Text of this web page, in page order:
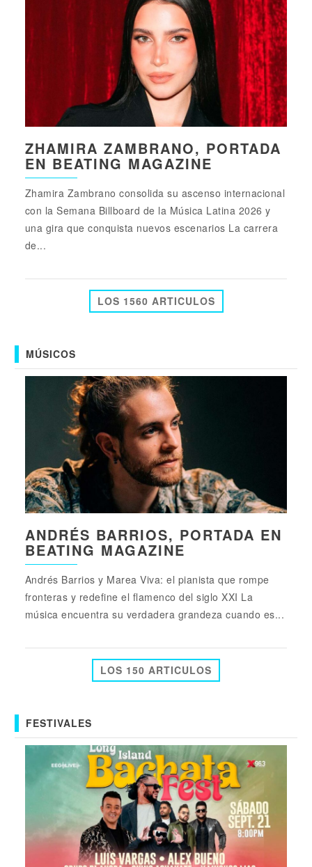
ZHAMIRA ZAMBRANO, PORTADA
EN BEATING MAGAZINE
Zhamira Zambrano consolida su ascenso internacional
con la Semana Billboard de la Música Latina 2026 y
una gira que conquista nuevos escenarios La carrera
de...
LOS 1560 ARTICULOS
MÚSICOS
ANDRÉS BARRIOS, PORTADA EN
BEATING MAGAZINE
Andrés Barrios y Marea Viva: el pianista que rompe
fronteras y redefine el flamenco del siglo XXI La
música encuentra su verdadera grandeza cuando es...
LOS 150 ARTICULOS
FESTIVALES